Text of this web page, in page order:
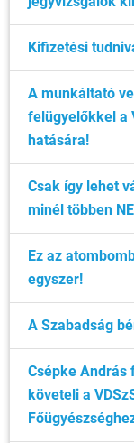
Kifizetési
A munkáltató
felügyelőkkel a
hatására!
Csak így lehet
minél többen
Ez az
egyszer!
A Szabadság
Csépke András
követeli a